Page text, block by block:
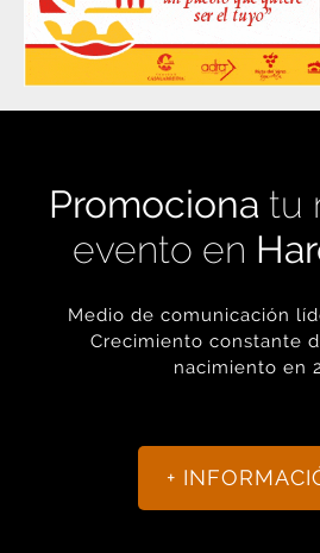
Promociona tu
evento en
Medio de comunicación
Crecimiento constante
nacimiento en
+